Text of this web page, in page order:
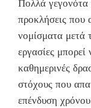
προκλήσεις που
νομίσματα μετά
εργασίες
καθημερινές
στόχους που
επένδυση